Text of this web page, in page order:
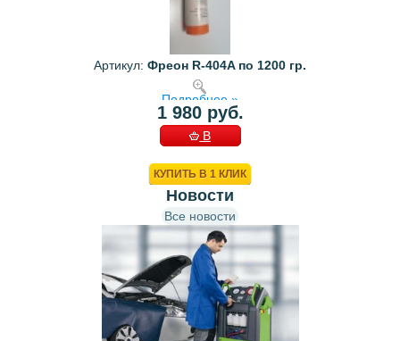
Артикул: Фреон R-404A по 1200 гр.
Подробнее »
1 980 руб.
В
КУПИТЬ В 1 КЛИК
Новости
Все новости